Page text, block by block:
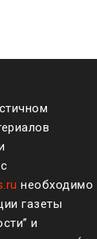
необходимо
газеты
и